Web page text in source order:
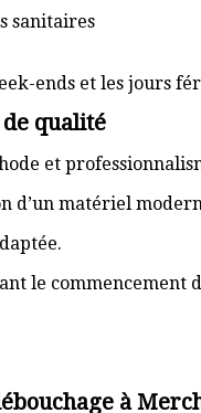
sanitaires
ends et les jours
qualité
et
d’un matériel
le commencement
à